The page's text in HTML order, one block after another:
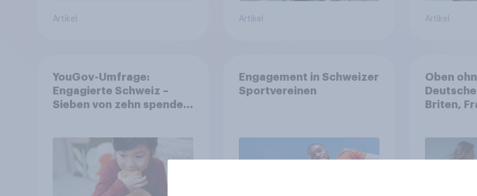
Artikel Artikel Artikel
YouGov-Umfrage:
Engagierte Schweiz –
Sieben von zehn spenden,
Engagement in Schweizer
Sportvereinen
Oben
Briten,